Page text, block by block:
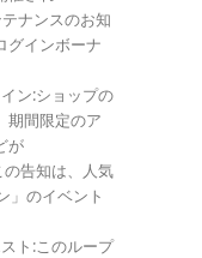
ナンスのお知
グインボーナ
ン:ショップの
期間限定のア
が
の告知は、人気
」のイベント
ト:このループ